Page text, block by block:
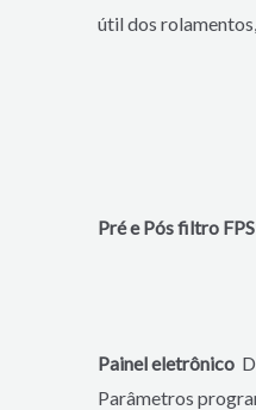
útil dos
Pré e Pós filtro
Painel eletrônico
Parâmetros